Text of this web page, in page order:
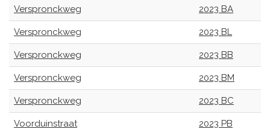
Verspronckweg 2023 BA
Verspronckweg 2023 BL
Verspronckweg 2023 BB
Verspronckweg 2023 BM
Verspronckweg 2023 BC
Voorduinstraat 2023 PB